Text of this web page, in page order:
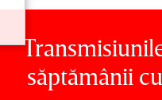
săptămânii cu